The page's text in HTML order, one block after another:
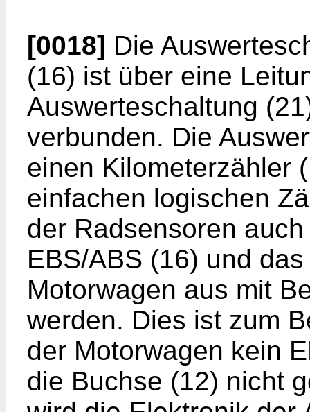
[0018] Die
(16) ist über eine
Auswerteschaltung
verbunden. Die
einen Kilometerzähler
einfachen logischen
der Radsensoren
EBS/ABS (16) und
Motorwagen aus mit
werden. Dies ist zum
der Motorwagen kein
die Buchse (12) nicht